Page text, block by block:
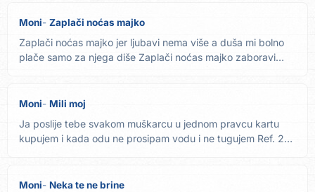
Moni Zaplači noćas majko
Zaplači noćas majko jer ljubavi nema više a duša mi bolno
plače samo za njega diše Zaplači noćas majko zaboravi
Moni Mili moj
Ja poslije tebe svakom muškarcu u jednom pravcu kartu
kupujem i kada odu ne prosipam vodu i ne tugujem Ref. 2x
Moni Neka te ne brine